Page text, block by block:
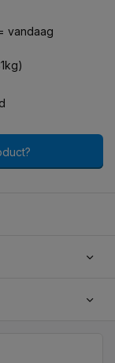
vandaag